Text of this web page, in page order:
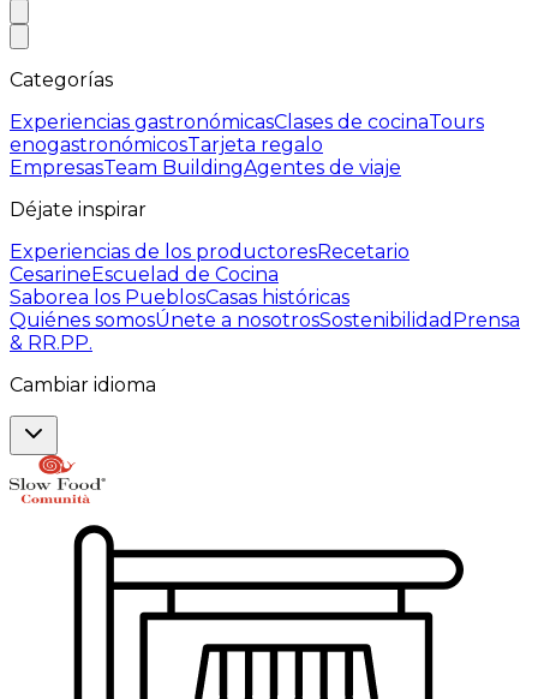
Categorías
Experiencias gastronómicasClases de cocinaTours
enogastronómicosTarjeta regalo
EmpresasTeam BuildingAgentes de viaje
Déjate inspirar
Experiencias de los productoresRecetario
CesarineEscuelad de Cocina
Saborea los PueblosCasas históricas
Quiénes somosÚnete a nosotrosSostenibilidad Prensa
& RR.PP.
Cambiar idioma